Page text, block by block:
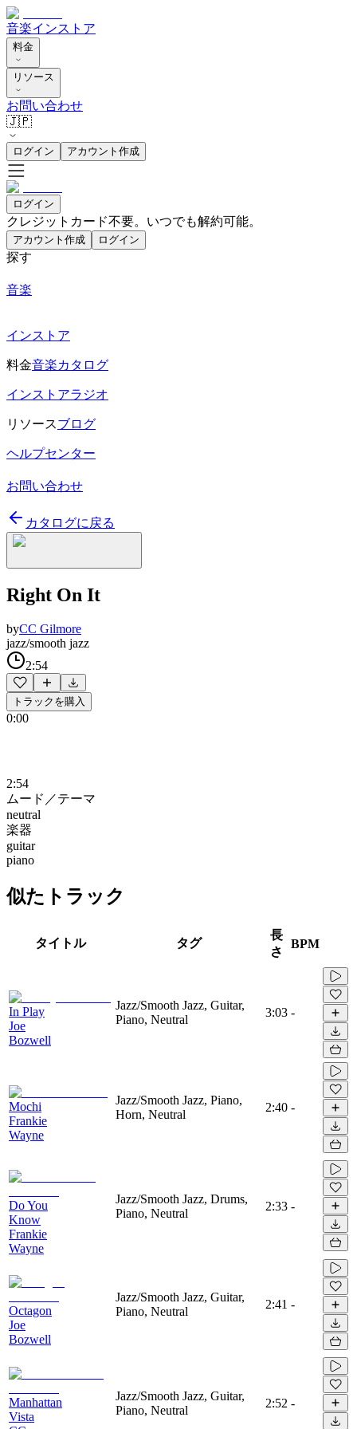
音楽インストア
料金
リソース
お問い合わせ
🇯🇵
ログイン アカウント作成
ログイン
クレジットカード不要。いつでも解約可能。
アカウント作成 ログイン
探す
音楽
インストア
料金音楽カタログ
インストアラジオ
リソースブログ
ヘルプセンター
お問い合わせ
カタログに戻る
Right On It
byCC Gilmore
jazz/smooth jazz
2:54
トラックを購入
0:00
2:54
ムード／テーマ
neutral
楽器
guitar
piano
似たトラック
タイトル タグ
長
さ
BPM
In Play
Joe
Bozwell
Jazz/Smooth Jazz, Guitar,
Piano, Neutral
3:03 -
Mochi
Frankie
Wayne
Jazz/Smooth Jazz, Piano,
Horn, Neutral
2:40 -
Do You
Know
Frankie
Wayne
Jazz/Smooth Jazz, Drums,
Piano, Neutral
2:33 -
Octagon
Joe
Bozwell
Jazz/Smooth Jazz, Guitar,
Piano, Neutral
2:41 -
Manhattan
Vista
Jazz/Smooth Jazz, Guitar,
Piano, Neutral
2:52 -